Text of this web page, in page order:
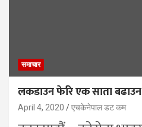
समाचार
लकडाउन फेरि एक साता
April 4, 2020 एचकेनेपाल डट कम